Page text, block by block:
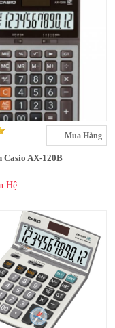
Mua Hàng
Casio AX-120B
Hệ